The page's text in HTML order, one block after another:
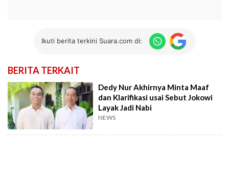
Ikuti berita terkini Suara.com di:
BERITA TERKAIT
Dedy Nur Akhirnya Minta Maaf
dan Klarifikasi usai Sebut Jokowi
Layak Jadi Nabi
NEWS